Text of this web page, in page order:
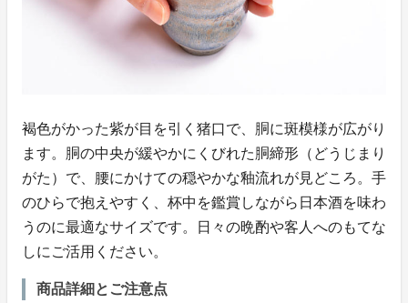
褐色がかった紫が目を引く猪口で、胴に斑模様が広がり
ます。胴の中央が緩やかにくびれた胴締形（どうじまり
がた）で、腰にかけての穏やかな釉流れが見どころ。手
のひらで抱えやすく、杯中を鑑賞しながら日本酒を味わ
うのに最適なサイズです。日々の晩酌や客人へのもてな
しにご活用ください。
商品詳細とご注意点